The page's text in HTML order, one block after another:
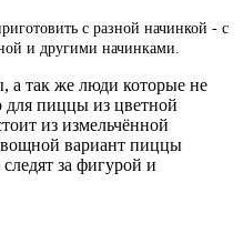
с разной начинкой - с
и другими начинками.
а так же люди которые не
для пиццы из цветной
из измельчённой
вариант пиццы
за фигурой и